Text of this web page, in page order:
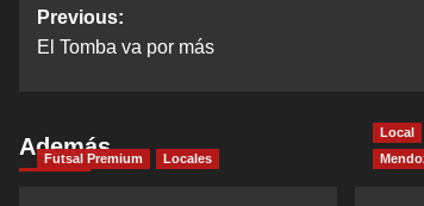
Post
navigation
Previous:
El Tomba va por más
Además
Futsal Premium Locales
Local